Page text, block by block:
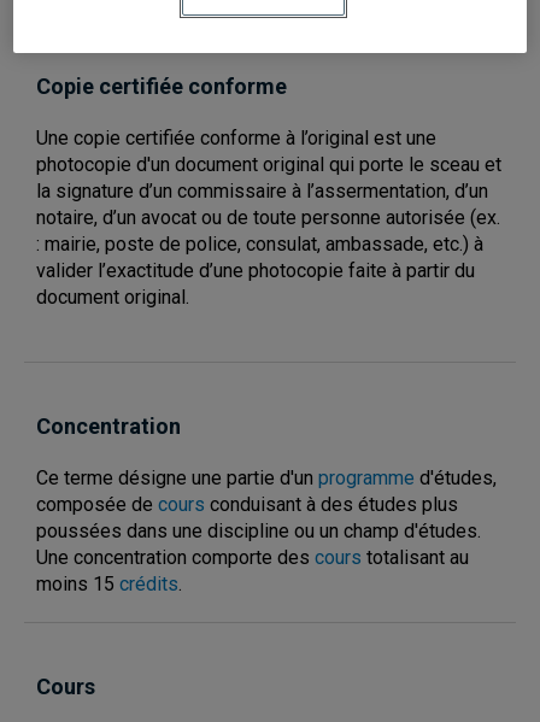
Copie certifiée conforme
Une copie certifiée conforme à l’original est une
photocopie d'un document original qui porte le sceau et
la signature d’un commissaire à l’assermentation, d’un
notaire, d’un avocat ou de toute personne autorisée (ex.
: mairie, poste de police, consulat, ambassade, etc.) à
valider l’exactitude d’une photocopie faite à partir du
document original.
Concentration
Ce terme désigne une partie d'un programme d'études,
composée de cours conduisant à des études plus
poussées dans une discipline ou un champ d'études.
Une concentration comporte des cours totalisant au
moins 15 crédits.
Cours